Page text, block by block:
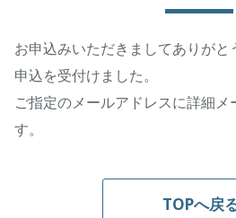
お申込みいただきましてありが
申込を受付けました。
ご指定のメールアドレスに詳細メ
す。
TOPへ戻